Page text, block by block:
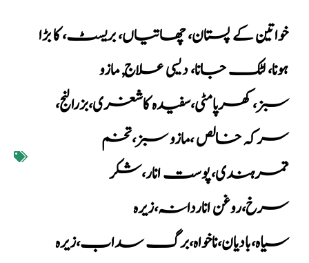
خواتین کے پستان، چھاتیاں، بریسٹ، کا بڑا
ہونا، لٹک جانا، دیسی علاج,مازو
سبز،کھرپامٹی،سفیدہ کاشغری،بزرالنج،
سرکہ خالص ،مازو سبز،تخم
تمرہندی،پوست انار،شکر
سرخ،روغن اناردانہ،زیرہ
سیاہ،بادیان،ناخواہ،برگ سداب،زیرہ